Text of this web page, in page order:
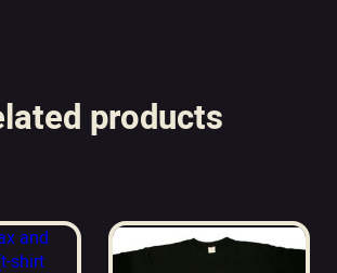
products